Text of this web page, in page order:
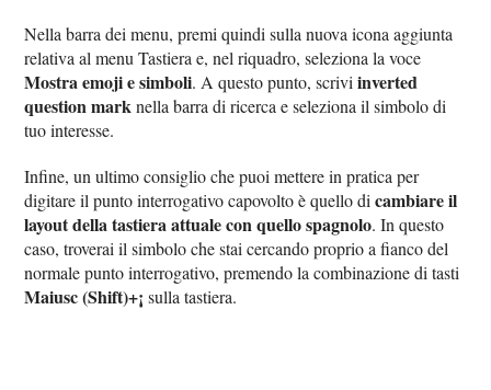
Nella barra dei menu, premi quindi sulla nuova icona aggiunta
relativa al menu Tastiera e, nel riquadro, seleziona la voce
Mostra emoji e simboli. A questo punto, scriviinverted
question marknella barra di ricerca e seleziona il simbolo di
tuo interesse.
Infine, un ultimo consiglio che puoi mettere in pratica per
digitare il punto interrogativo capovolto è quello dicambiare il
layout della tastiera attuale con quello spagnolo. In questo
caso, troverai il simbolo che stai cercando proprio a fianco del
normale punto interrogativo, premendo la combinazione di tasti
Maiusc (Shift)+¡ sulla tastiera.